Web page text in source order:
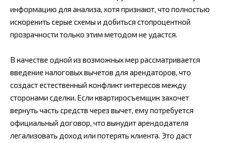
информацию для анализа, хотя признают, что полностью
искоренить серые схемы и добиться стопроцентной
прозрачности только этим методом не удастся.
В качестве одной из возможных мер рассматривается
введение налоговых вычетов для арендаторов, что
создаст естественный конфликт интересов между
сторонами сделки. Если квартиросъемщик захочет
вернуть часть средств через вычет, ему потребуется
официальный договор, что вынудит арендодателя
легализовать доход или потерять клиента. Это даст